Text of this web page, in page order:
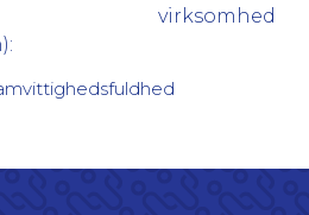
virksomhed